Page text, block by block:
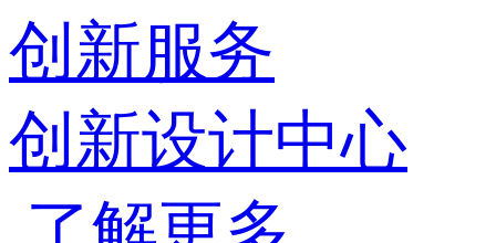
创新服务
创新设计中心